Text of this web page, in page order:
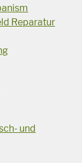
Reparatur
und